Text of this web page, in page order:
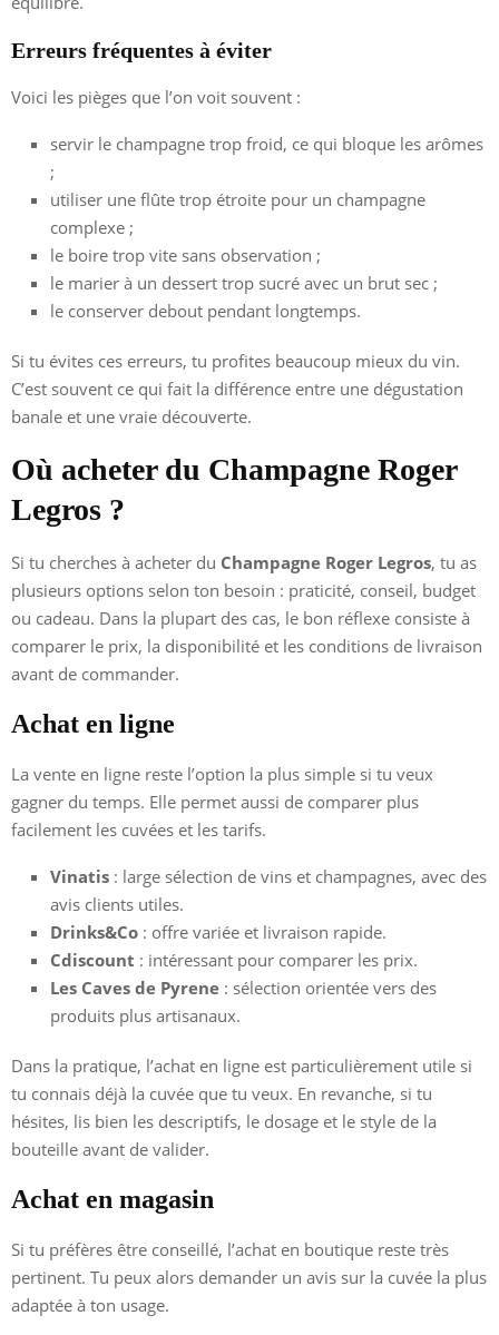
Erreurs fréquentes à éviter
Voici les pièges que l’on voit souvent :
servir le champagne trop froid, ce qui bloque les arômes
;
utiliser une flûte trop étroite pour un champagne
complexe ;
le boire trop vite sans observation ;
le marier à un dessert trop sucré avec un brut sec ;
le conserver debout pendant longtemps.
Si tu évites ces erreurs, tu profites beaucoup mieux du vin.
C’est souvent ce qui fait la différence entre une dégustation
banale et une vraie découverte.
Où acheter du Champagne Roger
Legros ?
Si tu cherches à acheter du Champagne Roger Legros, tu as
plusieurs options selon ton besoin : praticité, conseil, budget
ou cadeau. Dans la plupart des cas, le bon réflexe consiste à
comparer le prix, la disponibilité et les conditions de livraison
avant de commander.
Achat en ligne
La vente en ligne reste l’option la plus simple si tu veux
gagner du temps. Elle permet aussi de comparer plus
facilement les cuvées et les tarifs.
Vinatis : large sélection de vins et champagnes, avec des
avis clients utiles.
Drinks&Co : offre variée et livraison rapide.
Cdiscount : intéressant pour comparer les prix.
Les Caves de Pyrene : sélection orientée vers des
produits plus artisanaux.
Dans la pratique, l’achat en ligne est particulièrement utile si
tu connais déjà la cuvée que tu veux. En revanche, si tu
hésites, lis bien les descriptifs, le dosage et le style de la
bouteille avant de valider.
Achat en magasin
Si tu préfères être conseillé, l’achat en boutique reste très
pertinent. Tu peux alors demander un avis sur la cuvée la plus
adaptée à ton usage.